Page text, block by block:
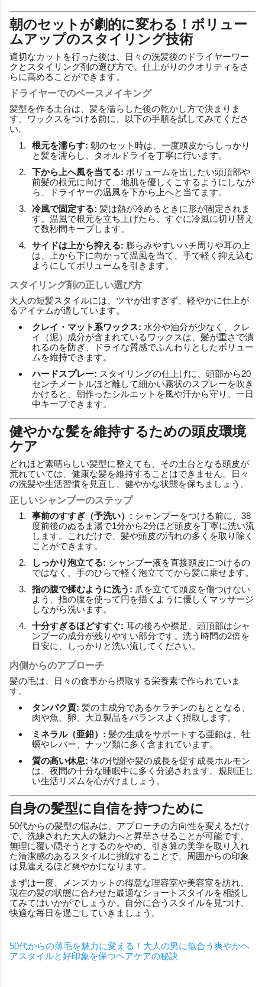
朝のセットが劇的に変わる！ボリュー
ムアップのスタイリング技術
適切なカットを行った後は、日々の洗髪後のドライヤーワー
クとスタイリング剤の選び方で、仕上がりのクオリティをさ
らに高めることができます。
ドライヤーでのベースメイキング
髪型を作る土台は、髪を濡らした後の乾かし方で決まりま
す。ワックスをつける前に、以下の手順を試してみてくださ
い。
根元を濡らす: 朝のセット時は、一度頭皮からしっかり
と髪を濡らし、タオルドライを丁寧に行います。
下から上へ風を当てる: ボリュームを出したい頭頂部や
前髪の根元に向けて、地肌を優しくこするようにしなが
ら、ドライヤーの温風を下から上へと当てます。
冷風で固定する: 髪は熱が冷めるときに形が固定されま
す。温風で根元を立ち上げたら、すぐに冷風に切り替え
て数秒間キープします。
サイドは上から抑える: 膨らみやすいハチ周りや耳の上
は、上から下に向かって温風を当て、手で軽く抑え込む
ようにしてボリュームを引きます。
スタイリング剤の正しい選び方
大人の短髪スタイルには、ツヤが出すぎず、軽やかに仕上が
るアイテムが適しています。
クレイ・マット系ワックス: 水分や油分が少なく、クレ
イ（泥）成分が含まれているワックスは、髪が重さで潰
れるのを防ぎ、ドライな質感でふんわりとしたボリュー
ムを維持できます。
ハードスプレー: スタイリングの仕上げに、頭部から20
センチメートルほど離して細かい霧状のスプレーを吹き
かけると、朝作ったシルエットを風や汗から守り、一日
中キープできます。
健やかな髪を維持するための頭皮環境
ケア
どれほど素晴らしい髪型に整えても、その土台となる頭皮が
荒れていては、健康な髪を維持することはできません。日々
の洗髪や生活習慣を見直し、健やかな状態を保ちましょう。
正しいシャンプーのステップ
事前のすすぎ（予洗い）: シャンプーをつける前に、38
度前後のぬるま湯で1分から2分ほど頭皮を丁寧に洗い流
します。これだけで、髪や頭皮の汚れの多くを取り除く
ことができます。
しっかり泡立てる: シャンプー液を直接頭皮につけるの
ではなく、手のひらで軽く泡立ててから髪に乗せます。
指の腹で揉むように洗う: 爪を立てて頭皮を傷つけない
よう、指の腹を使って円を描くように優しくマッサージ
しながら洗います。
十分すぎるほどすすぐ: 耳の後ろや襟足、頭頂部はシャ
ンプーの成分が残りやすい部分です。洗う時間の2倍を
目安に、しっかりと洗い流してください。
内側からのアプローチ
髪の毛は、日々の食事から摂取する栄養素で作られていま
す。
タンパク質: 髪の主成分であるケラチンのもととなる、
肉や魚、卵、大豆製品をバランスよく摂取します。
ミネラル（亜鉛）: 髪の生成をサポートする亜鉛は、牡
蠣やレバー、ナッツ類に多く含まれています。
質の高い休息: 体の代謝や髪の成長を促す成長ホルモン
は、夜間の十分な睡眠中に多く分泌されます。規則正し
い生活リズムを心がけましょう。
自身の髪型に自信を持つために
50代からの髪型の悩みは、アプローチの方向性を変えるだけ
で、洗練された大人の魅力へと昇華させることが可能です。
無理に覆い隠そうとするのをやめ、引き算の美学を取り入れ
た清潔感のあるスタイルに挑戦することで、周囲からの印象
は見違えるほど爽やかになります。
まずは一度、メンズカットの得意な理容室や美容室を訪れ、
現在の髪の状態に合わせた最適なショートスタイルを相談し
てみてはいかがでしょうか。自分に合うスタイルを見つけ、
快適な毎日を過ごしていきましょう。
50代からの薄毛を魅力に変える！大人の男に似合う爽やかヘ
アスタイルと好印象を保つヘアケアの秘訣